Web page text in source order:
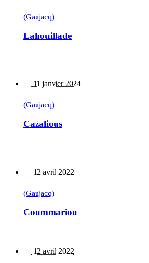
(Gaujacq)
Lahouillade
11 janvier 2024
(Gaujacq)
Cazalious
12 avril 2022
(Gaujacq)
Coummariou
12 avril 2022